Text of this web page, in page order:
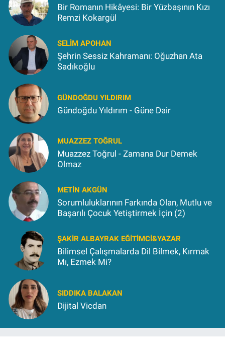
Bir Romanın Hikâyesi: Bir Yüzbaşının Kızı
Remzi Kokargül
SELIM APOHAN
Şehrin Sessiz Kahramanı: Oğuzhan Ata
Sadıkoğlu
GÜNDOĞDU YILDIRIM
Gündoğdu Yıldırım - Güne Dair
MUAZZEZ TOĞRUL
Muazzez Toğrul - Zamana Dur Demek
Olmaz
METIN AKGÜN
Sorumluluklarının Farkında Olan, Mutlu ve
Başarılı Çocuk Yetiştirmek İçin (2)
ŞAKIR ALBAYRAK EĞITIMCI&YAZAR
Bilimsel Çalışmalarda Dil Bilmek, Kırmak
Mı, Ezmek Mi?
SIDDIKA BALAKAN
Dijital Vicdan